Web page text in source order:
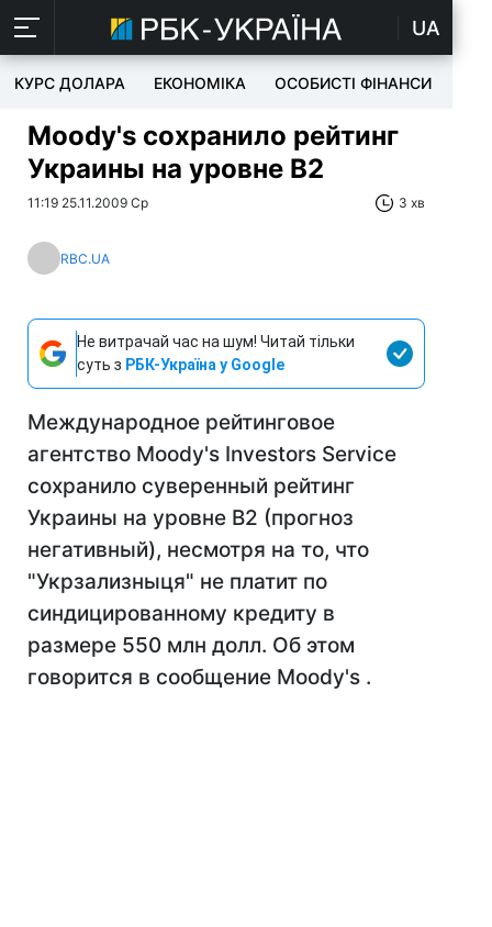
UA
КУРС ДОЛАРА ЕКОНОМІКА ОСОБИСТІ ФІНАНСИ
Moody's сохранило рейтинг
Украины на уровне B2
11:19 25.11.2009 Ср 3 хв
RBC.UA
Не витрачай час на шум! Читай тільки
суть з РБК-Україна у Google
Международное рейтинговое
агентство Moody's Investors Service
сохранило суверенный рейтинг
Украины на уровне B2 (прогноз
негативный), несмотря на то, что
"Укрзализныця" не платит по
синдицированному кредиту в
размере 550 млн долл. Об этом
говорится в сообщение Moody's .